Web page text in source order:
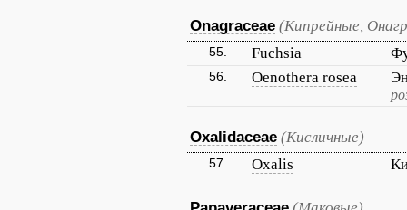
Onagraceae (Кипрейные,
55. Fuchsia
56. Oenothera rosea
Oxalidaceae (Кисличные)
57. Oxalis